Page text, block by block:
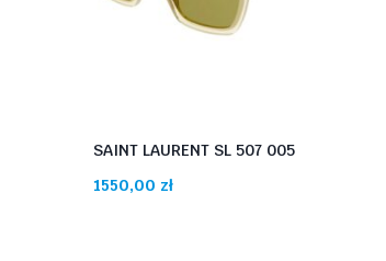
SAINT LAURENT SL 507 005
1550,00 zł